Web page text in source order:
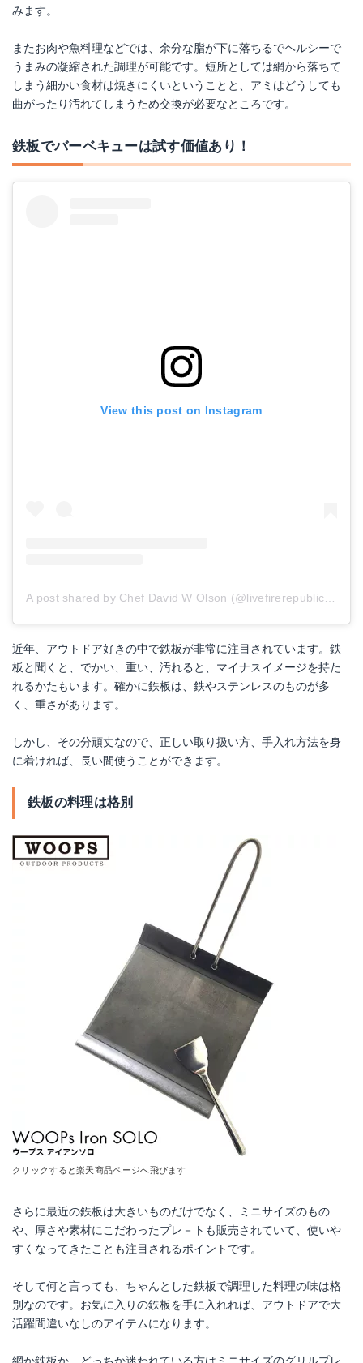
みます。
またお肉や魚料理などでは、余分な脂が下に落ちるでヘルシーで
うまみの凝縮された調理が可能です。短所としては網から落ちて
しまう細かい食材は焼きにくいということと、アミはどうしても
曲がったり汚れてしまうため交換が必要なところです。
鉄板でバーベキューは試す価値あり！
View this post on Instagram
近年、アウトドア好きの中で鉄板が非常に注目されています。鉄
板と聞くと、でかい、重い、汚れると、マイナスイメージを持た
れるかたもいます。確かに鉄板は、鉄やステンレスのものが多
く、重さがあります。
しかし、その分頑丈なので、正しい取り扱い方、手入れ方法を身
に着ければ、長い間使うことができます。
鉄板の料理は格別
クリックすると楽天商品ページへ飛びます
さらに最近の鉄板は大きいものだけでなく、ミニサイズのもの
や、厚さや素材にこだわったプレ－トも販売されていて、使いや
すくなってきたことも注目されるポイントです。
そして何と言っても、ちゃんとした鉄板で調理した料理の味は格
別なのです。お気に入りの鉄板を手に入れれば、アウトドアで大
活躍間違いなしのアイテムになります。